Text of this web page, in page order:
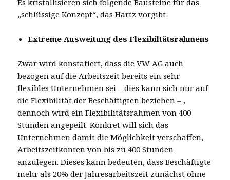
„schlüssige Konzept“, das Hartz vorgibt:
Extreme Ausweitung des Flexibiltätsrahmens
Zwar wird konstatiert, dass die VW AG auch
bezogen auf die Arbeitszeit bereits ein sehr
flexibles Unternehmen sei – dies kann sich nur auf
die Flexibilität der Beschäftigten beziehen – ,
dennoch wird ein Flexibilitätsrahmen von 400
Stunden angepeilt. Konkret will sich das
Unternehmen damit die Möglichkeit verschaffen,
Arbeitszeitkonten von bis zu 400 Stunden
anzulegen. Dieses kann bedeuten, dass Beschäftigte
mehr als 20% der Jahresarbeitszeit zunächst ohne